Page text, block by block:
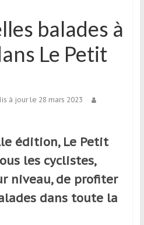
balades à
Le Petit
à jour le 28 mars 2023
édition, Le Petit
les cyclistes,
niveau, de profiter
dans toute la